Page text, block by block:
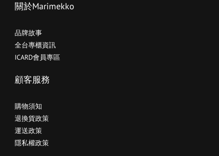
關於Marimekko
品牌故事
全台專櫃資訊
ICARD會員專區
顧客服務
購物須知
退換貨政策
運送政策
隱私權政策